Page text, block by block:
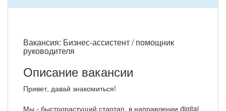
Вакансия: Бизнес-ассистент / помощник
руководителя
Описание вакансии
Привет, давай знакомиться!
Мы - быстрорастущий стартап, в направлении digital